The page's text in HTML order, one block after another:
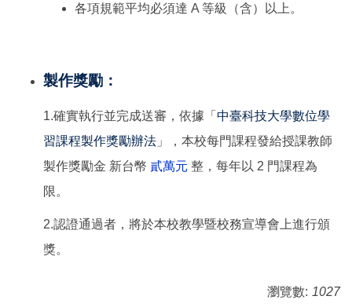
各項規範平均必須達 A 等級（含）以上。
製作獎勵：
1.確實執行並完成送審，依據「 中臺科技大學數位學
習課程製作獎勵辦法 」，本校每門課程發給授課教師
製作獎勵金 新台幣 貳萬元 整，每年以 2 門課程為
限。
2.認證通過者，將於本校教學暨校務宣導會上進行頒
獎。
瀏覽數: 1027